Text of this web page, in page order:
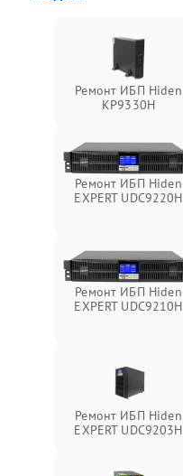
Ремонт ИБП Hiden
KP9330H
Ремонт ИБП Hiden
EXPERT UDC9220H
Ремонт ИБП Hiden
EXPERT UDC9210H
Ремонт ИБП Hiden
EXPERT UDC9203H